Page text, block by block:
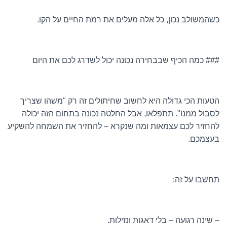
כשהמשולב נכון, כל אלה מעלים את רמת החיים על הקו.
### כמה הכיף שבבחירה נכונה יכול לשדרג לכם את היום
הטעות הכי גדולה היא לחשוב שחיתולים זה רק "משהו שצריך
לסבול ממנו". תתפלאו, אבל החלטה נכונה בתחום הזה יכולה
להחזיר לכם עצמאות ומה שנקרא – להחזיר את השמחה להשקיע
בעצמכם.
תחשבו על זה:
– שינה רגועה – בלי דאגות ונזילות.